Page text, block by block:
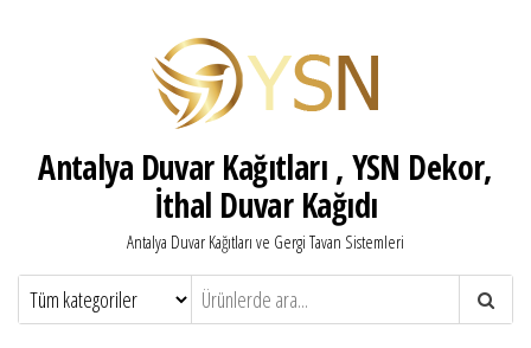
Antalya Duvar Kağıtları , YSN Dekor,
İthal Duvar Kağıdı
Antalya Duvar Kağıtları ve Gergi Tavan Sistemleri